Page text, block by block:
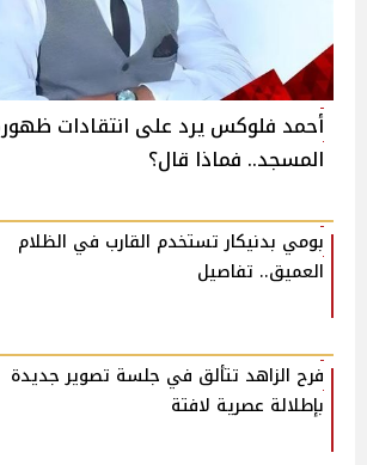
أحمد فلوكس يرد على انتقادات
المسجد.. فماذا قال؟
بومي بدنيكار تستخدم القارب في الظلام
العميق.. تفاصيل
فرح الزاهد تتألق في جلسة تصوير جديدة
بإطلالة عصرية لافتة